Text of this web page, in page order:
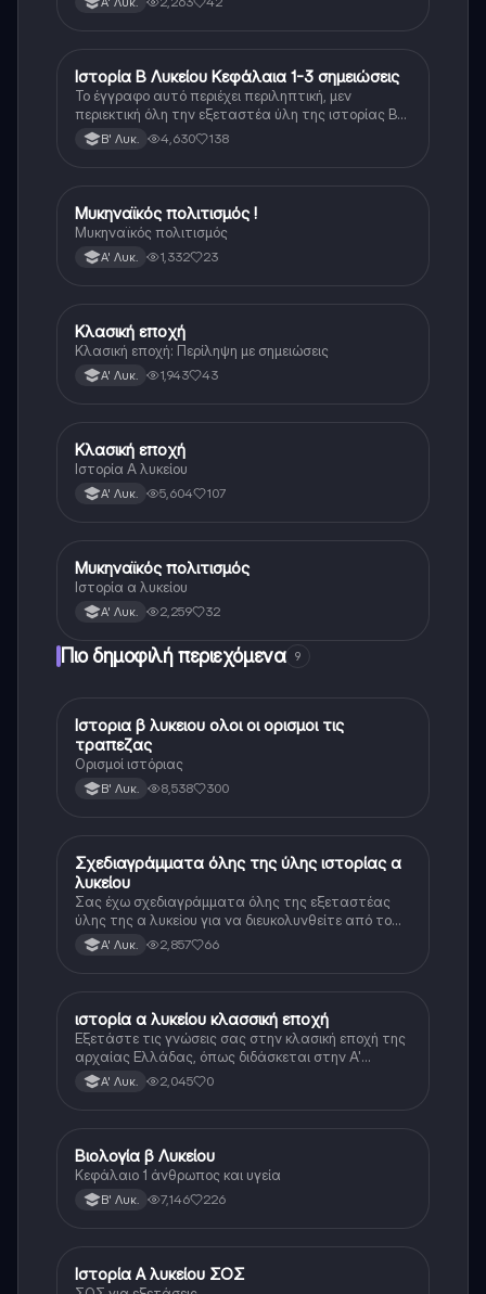
Ιστορία
Ιστορία Β Λυκείου Κεφάλαια 1-3 σημειώσεις
Το έγγραφο αυτό περιέχει περιληπτική, μεν
περιεκτική όλη την εξεταστέα ύλη της ιστορίας Β
λυκείου για τα πρώτα 3 Κεφάλαια, δηλαδή την
μισή ύλη. Το έγγραφο έχει γραφτεί με προσοχή και
Β' Λυκ. 4,630 138
Ιστορία
Μυκηναϊκός πολιτισμός !
Μυκηναϊκός πολιτισμός
Α' Λυκ. 1,332 23
Ιστορία
Κλασική εποχή
Κλασική εποχή: Περίληψη με σημειώσεις
Α' Λυκ. 1,943 43
Ιστορία
Κλασική εποχή
Ιστορία Α λυκείου
Α' Λυκ. 5,604 107
Ιστορία
Μυκηναϊκός πολιτισμός
Ιστορία α λυκείου
Α' Λυκ. 2,259 32
Πιο δημοφιλή περιεχόμενα 9
Ιστορία
Ιστορια β λυκειου ολοι οι ορισμοι τις
τραπεζας
Ορισμοί ιστόριας
Β' Λυκ. 8,538 300
Ιστορία
Σχεδιαγράμματα όλης της ύλης ιστορίας α
λυκείου
Σας έχω σχεδιαγράμματα όλης της εξεταστέας
ύλης της α λυκείου για να διευκολυνθείτε από το
τεράστιο βάρος του βιβλίου
Α' Λυκ. 2,857 66
Ιστορία
ιστορία α λυκείου κλασσική εποχή
Εξετάστε τις γνώσεις σας στην κλασική εποχή της
αρχαίας Ελλάδας, όπως διδάσκεται στην Α'
Λυκείου.
Α' Λυκ. 2,045 0
Βιολογία
Βιολογία β Λυκείου
Κεφάλαιο 1 άνθρωπος και υγεία
Β' Λυκ. 7,146 226
Ιστορία
Ιστορία Α λυκείου ΣΟΣ